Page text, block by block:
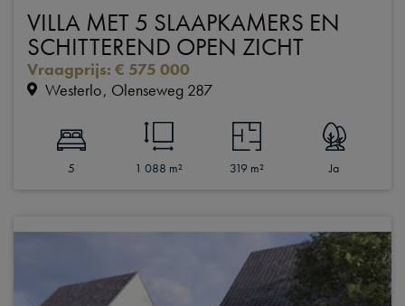
VILLA MET 5 SLAAPKAMERS EN
SCHITTEREND OPEN ZICHT
Vraagprijs: € 575 000
Westerlo Olenseweg 287
5 1 088 m² 319 m² Ja